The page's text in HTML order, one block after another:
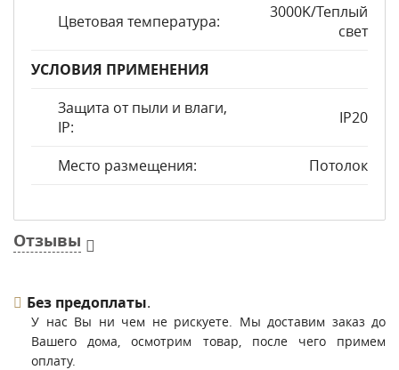
Цветовая температура:
3000K/Теплый
свет
УСЛОВИЯ ПРИМЕНЕНИЯ
Защита от пыли и влаги,
IP:
IP20
Место размещения: Потолок
Отзывы
Без предоплаты.
У нас Вы ни чем не рискуете. Мы доставим заказ до
Вашего дома, осмотрим товар, после чего примем
оплату.